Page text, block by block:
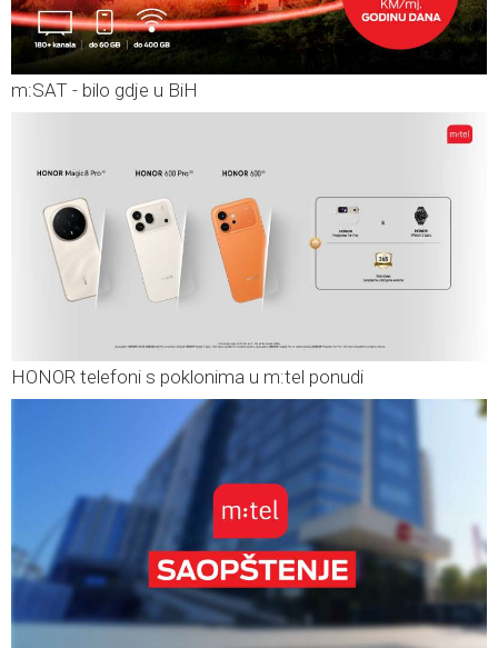
m:SAT - bilo gdje u BiH
HONOR telefoni s poklonima u m:tel ponudi